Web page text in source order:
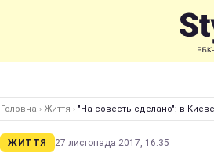
Головна › Життя › "На совесть сделано": в
ЖИТТЯ 27 листопада 2017, 16:35